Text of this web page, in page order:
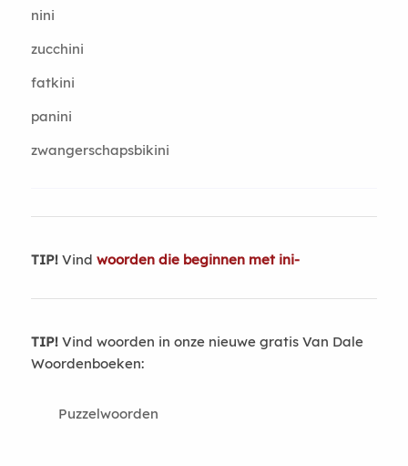
nini
zucchini
fatkini
panini
zwangerschapsbikini
TIP!Vind woorden die beginnen met ini-
TIP!Vind woorden in onze nieuwe gratis Van Dale
Woordenboeken:
Puzzelwoorden